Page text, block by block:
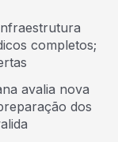
completos;
avalia nova
dos